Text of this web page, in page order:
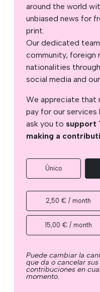
around the world
unbiased news for
print.
Our dedicated
community, foreign
nationalities
social media and
We appreciate that
pay for our
ask you to support
making a
Único
2,50 € / month
15,00 € / month
Puede cambiar la
que da o cancelar sus
contribuciones en
momento.